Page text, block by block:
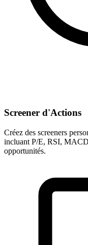
Screener d'Actions
Créez des screeners
incluant P/E, RSI,
opportunités.